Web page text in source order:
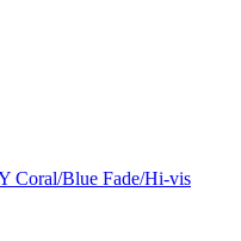
Coral/Blue Fade/Hi-vis